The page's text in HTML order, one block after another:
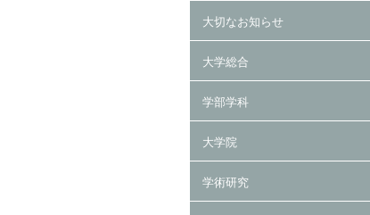
大切なお知らせ
大学総合
学部学科
大学院
学術研究